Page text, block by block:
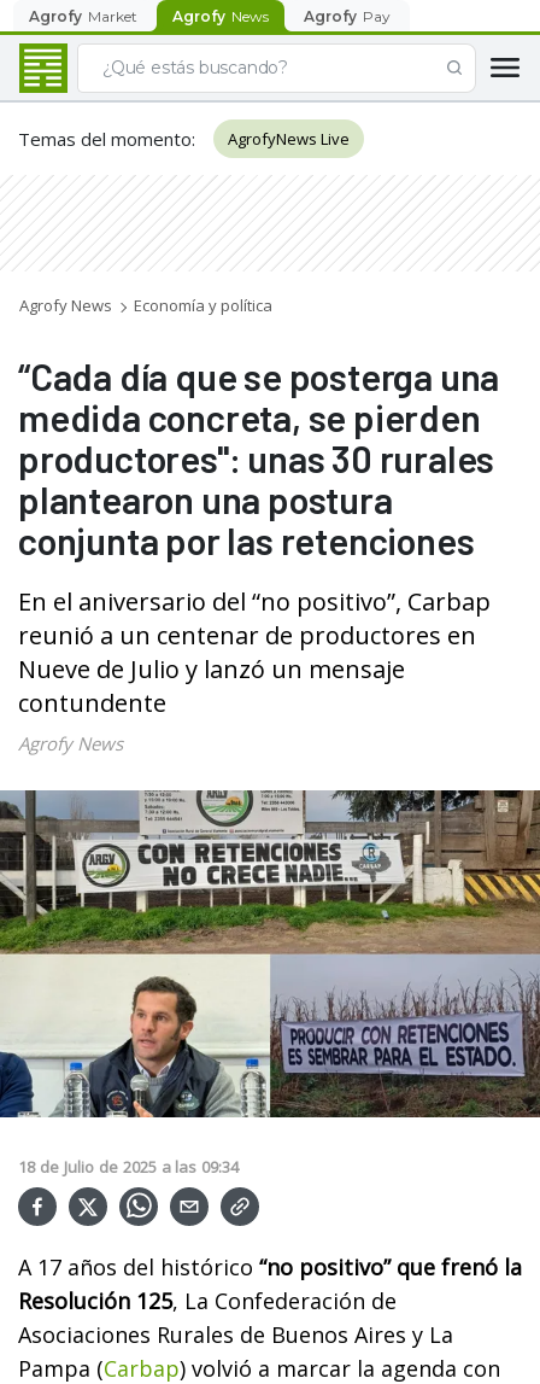
Agrofy Market Agrofy News Agrofy Pay
Temas del momento: AgrofyNews Live
Agrofy News Economía y política
“Cada día que se posterga una
medida concreta, se pierden
productores": unas 30 rurales
plantearon una postura
conjunta por las retenciones
En el aniversario del “no positivo”, Carbap
reunió a un centenar de productores en
Nueve de Julio y lanzó un mensaje
contundente
Agrofy News
18 de Julio de 2025 a las 09:34
A 17 años del histórico “no positivo” que frenó la
Resolución 125, La Confederación de
Asociaciones Rurales de Buenos Aires y La
Pampa (Carbap) volvió a marcar la agenda con